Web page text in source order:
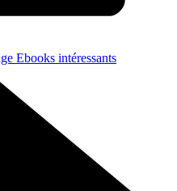
Ebooks intéressants